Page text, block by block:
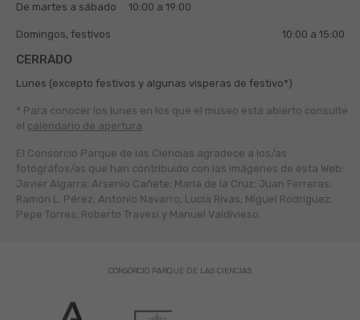
De martes a sábado 10:00 a 19:00
Domingos, festivos 10:00 a 15:00
CERRADO
Lunes (excepto festivos y algunas vísperas de festivo*)
* Para conocer los lunes en los que el museo está abierto consulte
el calendario de apertura
El Consorcio Parque de las Ciencias agradece a los/as
fotógráfos/as que han contribuido con las imágenes de esta Web:
Javier Algarra; Arsenio Cañete; María de la Cruz; Juan Ferreras;
Ramón L. Pérez; Antonio Navarro; Lucía Rivas; Miguel Rodríguez;
Pepe Torres; Roberto Travesí y Manuel Valdivieso.
CONSORCIO PARQUE DE LAS CIENCIAS